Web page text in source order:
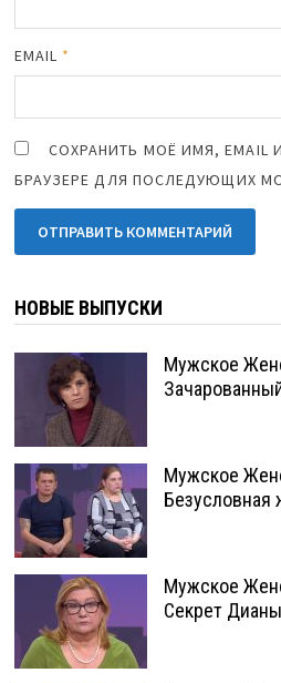
EMAIL *
СОХРАНИТЬ МОЁ ИМЯ, EMAIL
БРАУЗЕРЕ ДЛЯ ПОСЛЕДУЮЩИХ
НОВЫЕ ВЫПУСКИ
Мужское
Мужское
Безусловная
Мужское
Секрет Дианы